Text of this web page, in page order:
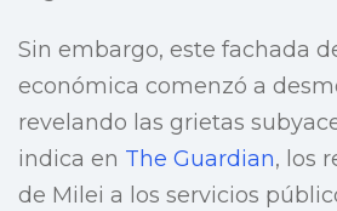
Sin embargo, este fachada
económica comenzó a
revelando las grietas
indica en The Guardian, los
de Milei a los servicios